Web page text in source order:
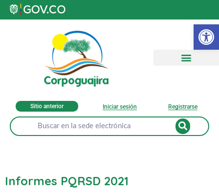
Sitio anterior Iniciar sesión Registrarse
Informes PQRSD 2021